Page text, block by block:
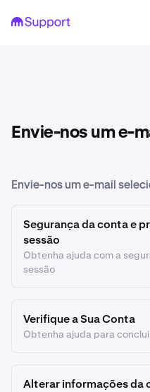
Envie-nos um e-
Envie-nos um e-mail
Segurança da conta e
sessão
Obtenha ajuda com a
sessão
Verifique a Sua Conta
Obtenha ajuda para
Alterar informações da